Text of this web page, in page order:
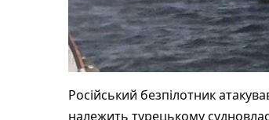
Російський безпілотник
належить турецькому